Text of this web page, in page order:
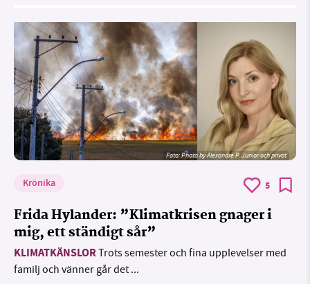
Foto:Photo by Alexandre P. Junior och privat
Krönika 5
Frida Hylander: ”Klimatkrisen gnager i
mig, ett ständigt sår”
KLIMATKÄNSLORTrots semester och fina upplevelser med
familj och vänner går det ...